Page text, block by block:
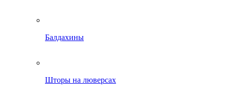
Балдахины
Шторы на люверсах